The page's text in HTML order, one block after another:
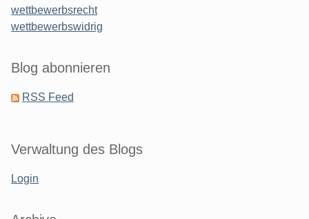
wettbewerbsrecht
wettbewerbswidrig
Blog abonnieren
RSS Feed
Verwaltung des Blogs
Login